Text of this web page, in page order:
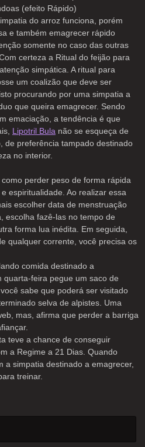
(efeito Rápido)
do arroz funciona, porém
e também emagrecer rápido
somente no caso das outras
certeza a Ritual do feijão para
simpática. A ritual para
um coalizão que deve ser
procurando por uma simpatia a
que queira emagrecer. Sendo
emaciação, a tendência é que
Lipotril Bula não se esqueça de
de preferência tampado destinado
no interior.
perder peso de forma rápida
espiritualidade. Ao realizar essa
escolher data de menstruação
escolha fazê-las no tempo de
forma lua inédita. Em seguida,
qualquer corrente, você precisa os
comida destinado a
quarta-feira pegue um saco de
sabe que poderá ser visitado
selva de alpistes. Uma
mas, afirma que perder a barriga
teve a chance de conseguir
a Regime a 21 Dias. Quando
a simpatia destinado a emagrecer,
treinar.